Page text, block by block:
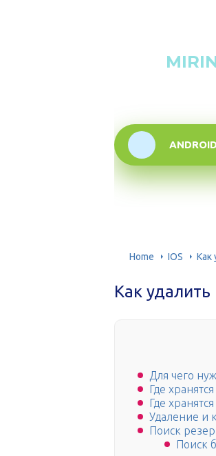
ANDROID
Home IOS Как
Как
Для чего
Где
Где
Удаление и
Поиск
Поиск